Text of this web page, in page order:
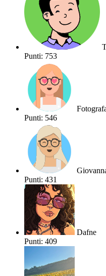
Punti: 753
Punti: 546
Punti: 431
Dafne
Punti: 409